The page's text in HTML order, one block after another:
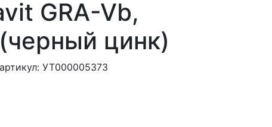
GRA-Vb,
цинк)
артикул: УТ000005373